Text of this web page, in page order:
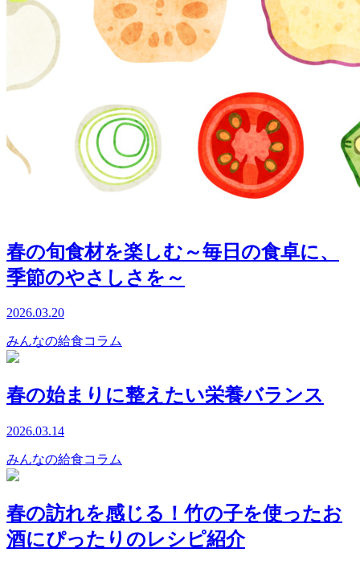
春の旬食材を楽しむ～毎日の食卓に、
季節のやさしさを～
2026.03.20
みんなの給食コラム
春の始まりに整えたい栄養バランス
2026.03.14
みんなの給食コラム
春の訪れを感じる！竹の子を使ったお
酒にぴったりのレシピ紹介